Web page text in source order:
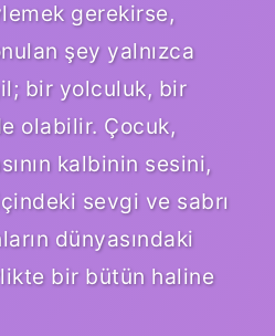
gerekirse,
şey yalnızca
bir yolculuk, bir
olabilir. Çocuk,
kalbinin sesini,
sevgi ve sabrı
dünyasındaki
bir bütün haline